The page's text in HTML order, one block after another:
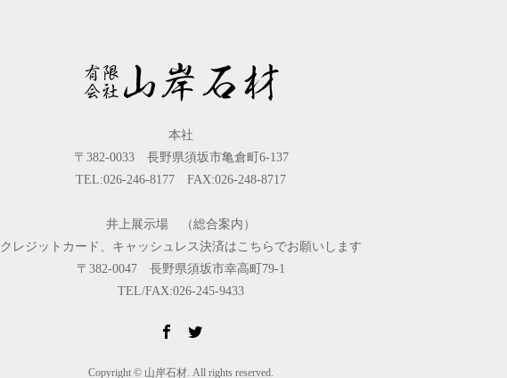
本社
〒382-0033 長野県須坂市亀倉町6-137
TEL:026-246-8177 FAX:026-248-8717
井上展示場 （総合案内）
クレジットカード、キャッシュレス決済はこちらでお願いします
〒382-0047 長野県須坂市幸高町79-1
TEL/FAX:026-245-9433
Copyright © 山岸石材. All rights reserved.